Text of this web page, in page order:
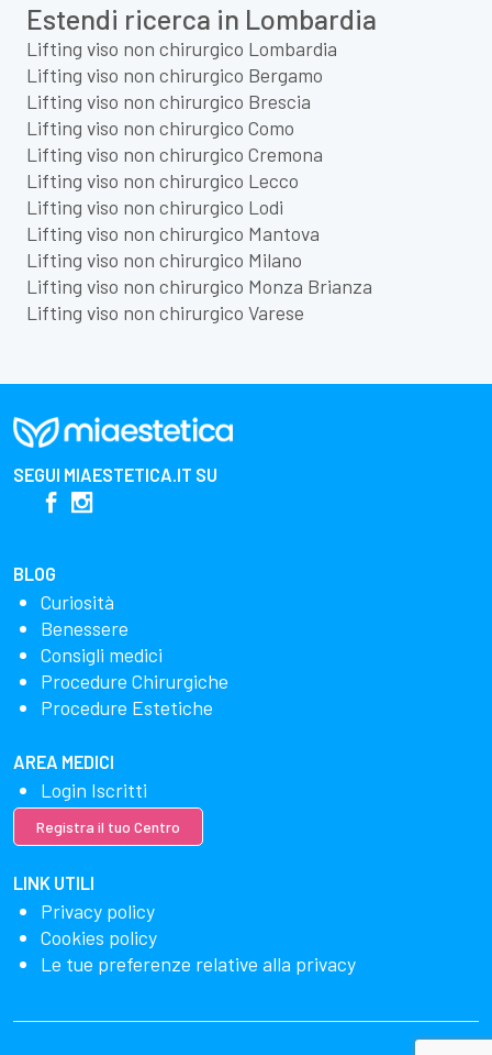
Estendi ricerca in Lombardia
Lifting viso non chirurgico Lombardia
Lifting viso non chirurgico Bergamo
Lifting viso non chirurgico Brescia
Lifting viso non chirurgico Como
Lifting viso non chirurgico Cremona
Lifting viso non chirurgico Lecco
Lifting viso non chirurgico Lodi
Lifting viso non chirurgico Mantova
Lifting viso non chirurgico Milano
Lifting viso non chirurgico Monza Brianza
Lifting viso non chirurgico Varese
SEGUI MIAESTETICA.IT SU
BLOG
Curiosità
Benessere
Consigli medici
Procedure Chirurgiche
Procedure Estetiche
AREA MEDICI
Login Iscritti
Registra il tuo Centro
LINK UTILI
Privacy policy
Cookies policy
Le tue preferenze relative alla privacy